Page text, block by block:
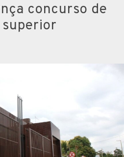
concurso de